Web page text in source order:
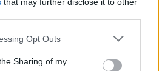
app uses one or more Google
usage behaviour. You may click to
Opt Outs
Sharing of my